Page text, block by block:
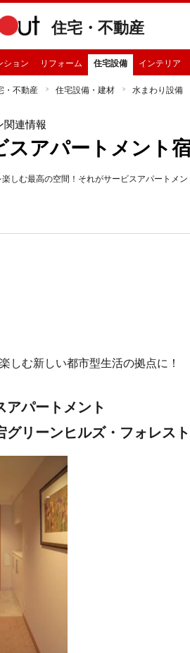
住宅・不動産
ション リフォーム 住宅設備 インテリア
・不動産 住宅設備・建材 水まわり設備
関連情報
スアパートメント
しむ最高の空間！それがサービスアパートメン
しむ新しい都市型生活の拠点に！
アパートメント
グリーンヒルズ・フォレス